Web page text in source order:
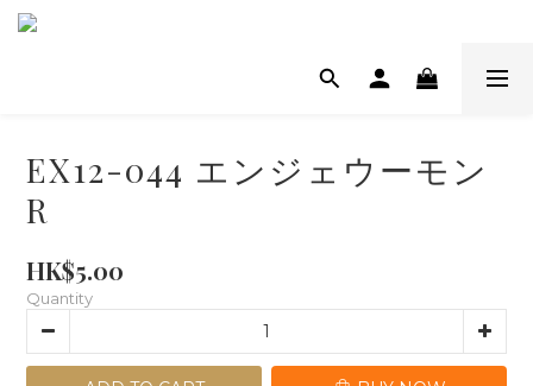
EX12-044 エンジェウーモン
R
HK$5.00
Quantity